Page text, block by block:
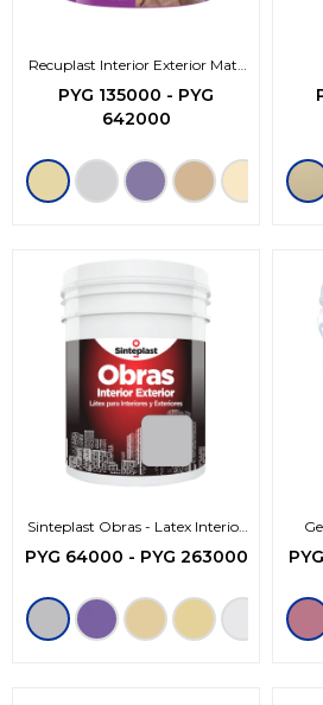
Recuplast Interior Exterior Mate
Premium
PYG 135000 - PYG
642000
Sinteplast Obras - Latex Interior
Exterior
PYG 64000 - PYG 263000 PYG